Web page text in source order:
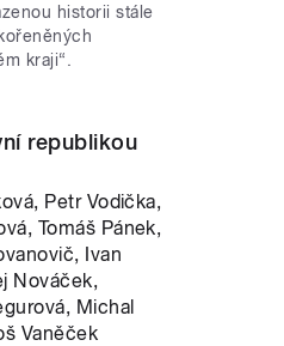
historii stále
kraji“.
republikou
Petr Vodička,
Tomáš Pánek,
Ivan
Nováček,
Michal
Vaněček